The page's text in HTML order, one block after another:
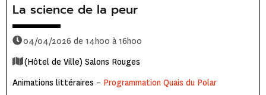
La science de la peur
04/04/2026 de 14h00 à 16h00
(Hôtel de Ville) Salons Rouges
Animations littéraires – Programmation Quais du Polar